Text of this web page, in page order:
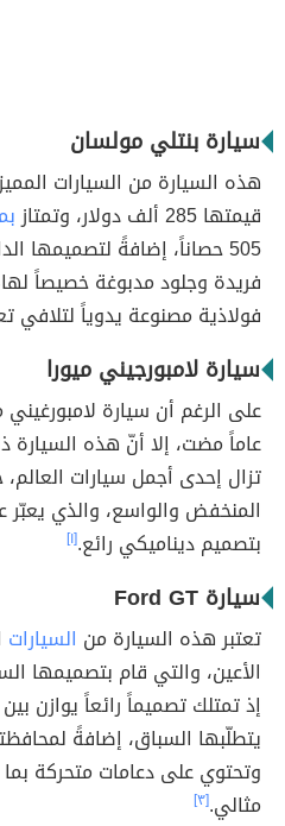
سيارة بنتلي مولسان
هذه السيارة من السيارات
قيمتها 285 ألف دولار، وتمتاز
505 حصاناً، إضافةً
فريدة وجلود مدبوغة خصيصاً
فولاذية مصنوعة يدوياً لتلافي
سيارة لامبورجيني ميورا
تزال إحدى أجمل سيارات
المنخفض والواسع، والذي
بتصميم ديناميكي رائع.[١]
سيارة Ford GT
تعتبر هذه السيارة من السيارات
الأعين، والتي قام بتصميمها
إذ تمتلك تصميماً رائعاً يوازن
يتطلّبها السباق، إضافةً
وتحتوي على دعامات متحركة
مثالي.[٣]